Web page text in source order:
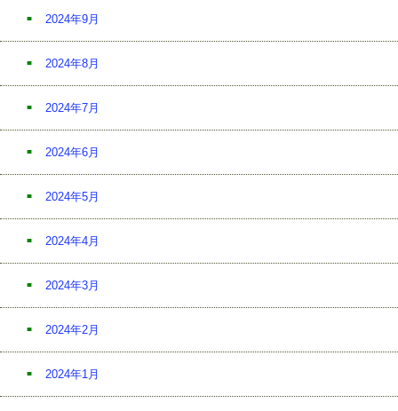
2024年9月
2024年8月
2024年7月
2024年6月
2024年5月
2024年4月
2024年3月
2024年2月
2024年1月